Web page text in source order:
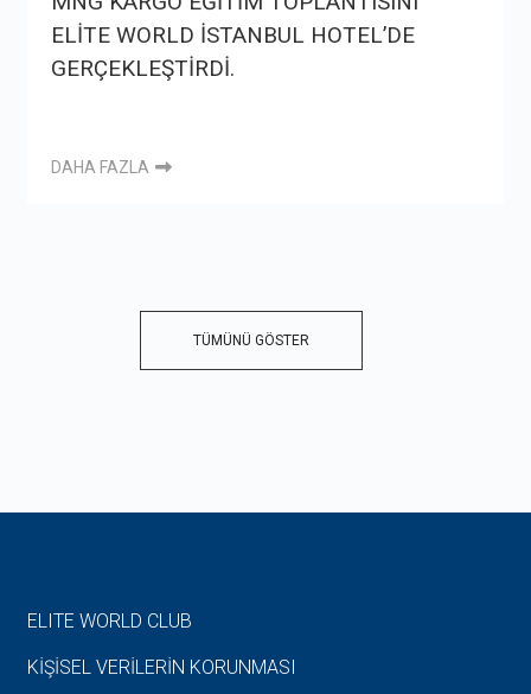
ELİTE WORLD İSTANBUL HOTEL’DE
GERÇEKLEŞTİRDİ.
DAHA FAZLA
TÜMÜNÜ GÖSTER
ELITE WORLD CLUB
KİŞİSEL VERİLERİN KORUNMASI